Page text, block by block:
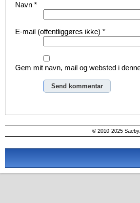
Navn *
E-mail (offentliggøres ikke) *
Gem mit navn, mail og websted i
© 2010-2025